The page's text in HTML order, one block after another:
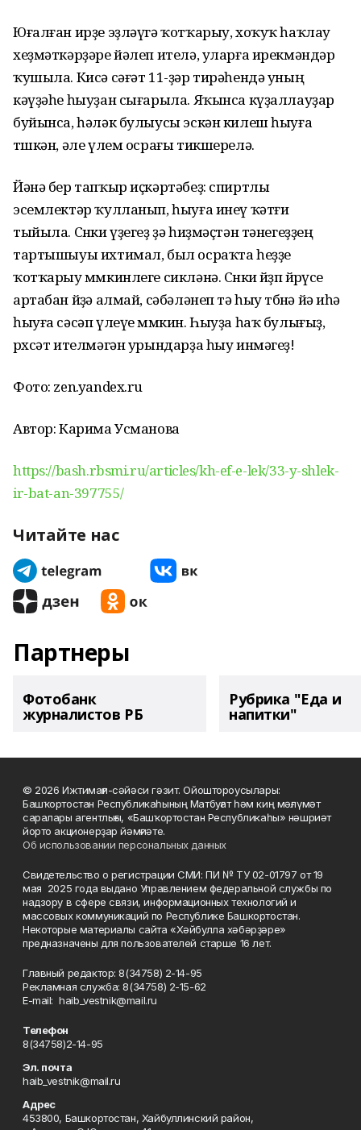
Юғалған ирҙе эҙләүгә ҡотҡарыу, хоҡуҡ һаҡлау
хеҙмәткәрҙәре йәлеп ителә, уларға ирекмәндәр
ҡушыла. Кисә сәғәт 11-ҙәр тирәһендә уның
кәүҙәһе һыуҙан сығарыла. Яҡынса күҙаллауҙар
буйынса, һәләк булыусы эскән килеш һыуға
төшкән, әле үлем осрағы тикшерелә.
Йәнә бер тапҡыр иҫкәртәбеҙ: спиртлы
эсемлектәр ҡулланып, һыуға инеү ҡәтғи
тыйыла. Сөнки үҙегеҙ ҙә һиҙмәҫтән тәнегеҙҙең
тартышыуы ихтимал, был осраҡта һеҙҙе
ҡотҡарыу мөмкинлеге сикләнә. Сөнки йөҙөп йөрөүсе
артабан йөҙә алмай, сәбәләнеп тә һыу төбөнә йә иһә
һыуға сәсәп үлеүе мөмкин. Һыуҙа һаҡ булығыҙ,
рөхсәт ителмәгән урындарҙа һыу инмәгеҙ!
Фото: zen.yandex.ru
Автор: Карима Усманова
https://bash.rbsmi.ru/articles/kh-ef-e-lek/33-y-shlek-
ir-bat-an-397755/
Читайте нас
Партнеры
Фотобанк
журналистов РБ
Рубрика "Еда и
напитки"
© 2026 Ижтимағи-сәйәси гәзит. Ойоштороусылары:
Башҡортостан Республикаһының Матбуғат һәм киң мәғлүмәт
саралары агентлығы, «Башҡортостан Республикаһы» нәшриәт
йорто акционерҙар йәмғиәте.
Об использовании персональных данных
Свидетельство о регистрации СМИ: ПИ № ТУ 02-01797 от 19
мая 2025 года выдано Управлением федеральной службы по
надзору в сфере связи, информационных технологий и
массовых коммуникаций по Республике Башкортостан.
Некоторые материалы сайта «Хәйбулла хәбәрҙәре»
предназначены для пользователей старше 16 лет.
Главный редактор: 8(34758) 2-14-95
Рекламная служба: 8(34758) 2-15-62
Е-mаil: haib_vestnik@mail.ru
Телефон
8(34758)2-14-95
Эл. почта
haib_vestnik@mail.ru
Адрес
453800, Башкортостан, Хайбуллинский район,